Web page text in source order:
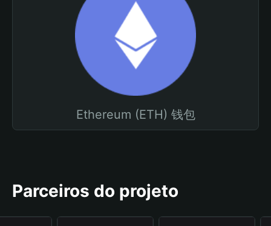
Ethereum (ETH) 钱包
Parceiros do projeto